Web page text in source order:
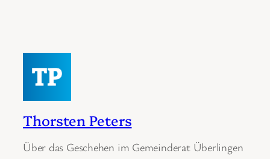
Thorsten Peters
Über das Geschehen im Gemeinderat Überlingen